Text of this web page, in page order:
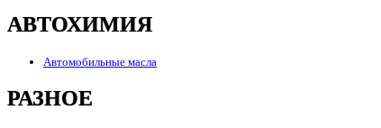
АВТОХИМИЯ
Автомобильные масла
РАЗНОЕ